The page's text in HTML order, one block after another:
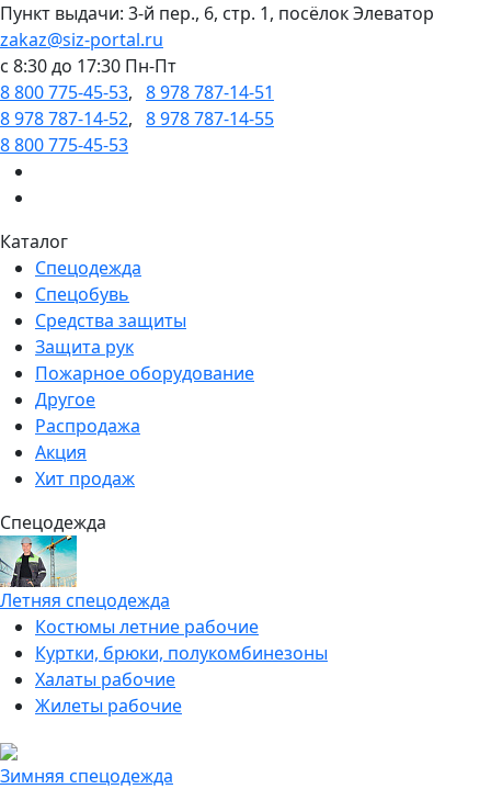
Пункт выдачи: 3-й пер., 6, стр. 1, посёлок Элеватор
zakaz@siz-portal.ru
c 8:30 до 17:30 Пн-Пт
8 800 775-45-53, 8 978 787-14-51
8 978 787-14-52, 8 978 787-14-55
8 800 775-45-53
Каталог
Спецодежда
Спецобувь
Средства защиты
Защита рук
Пожарное оборудование
Другое
Распродажа
Акция
Хит продаж
Спецодежда
Летняя спецодежда
Костюмы летние рабочие
Куртки, брюки, полукомбинезоны
Халаты рабочие
Жилеты рабочие
Зимняя спецодежда